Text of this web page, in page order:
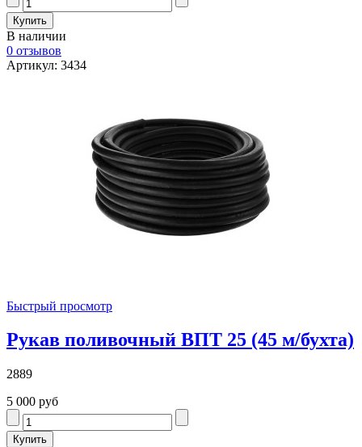
В наличии
0 отзывов
Артикул: 3434
Быстрый просмотр
Рукав поливочный ВПТ 25 (45 м/бухта)
2889
5 000 руб